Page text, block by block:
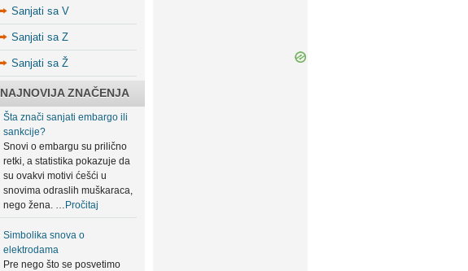
Sanjati sa V
Sanjati sa Z
Sanjati sa Ž
NAJNOVIJA ZNAČENJA
Šta znači sanjati embargo ili
sankcije?
Snovi o embargu su prilično
retki, a statistika pokazuje da
su ovakvi motivi ćešći u
snovima odraslih muškaraca,
nego žena. … Pročitaj
Simbolika snova o
elektrodama
Pre nego što se posvetimo